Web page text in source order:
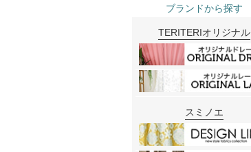
ブランドから探す
TERITERIオリジナル
スミノエ